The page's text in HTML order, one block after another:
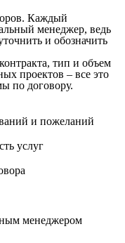
Каждый
менеджер, ведь
и обозначить
тип и объем
проектов – все это
по договору.
и пожеланий
услуг
менеджером